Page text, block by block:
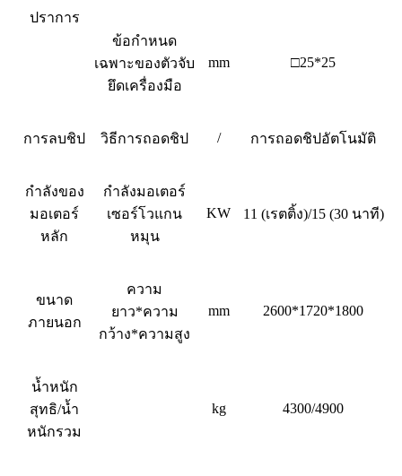
ปราการ
ข้อกำหนด
เฉพาะของตัวจับ
ยึดเครื่องมือ
mm □25*25
การลบชิป วิธีการถอดชิป / การถอดชิปอัตโนมัติ
กำลังของ
มอเตอร์
หลัก
กำลังมอเตอร์
เซอร์โวแกน
หมุน
KW 11 (เรตติ้ง)/15 (30 นาที)
ขนาด
ภายนอก
ความ
ยาว*ความ
กว้าง*ความสูง
mm 2600*1720*1800
น้ำหนัก
สุทธิ/น้ำ
หนักรวม
kg 4300/4900